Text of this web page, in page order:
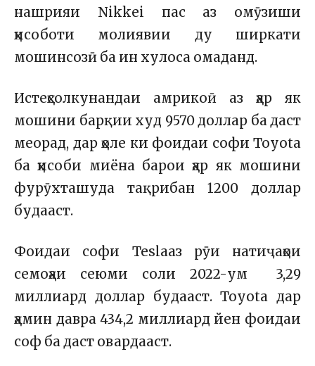
нашрияи Nikkei пас аз омӯзиши
ҳисоботи молиявии ду ширкати
мошинсозӣ ба ин хулоса омаданд.
Истеҳсолкунандаи амрикоӣ аз ҳар як
мошини барқии худ 9570 доллар ба даст
меорад, дар ҳоле ки фоидаи софи Toyota
ба ҳисоби миёна барои ҳар як мошини
фурӯхташуда тақрибан 1200 доллар
будааст.
Фоидаи софи Teslaаз рӯи натиҷаҳои
семоҳаи сеюми соли 2022-ум 3,29
миллиард доллар будааст. Toyota дар
ҳамин давра 434,2 миллиард йен фоидаи
соф ба даст овардааст.